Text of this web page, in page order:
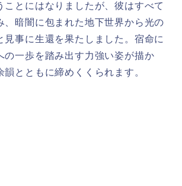
ことにはなりましたが、彼はすべて
、暗闇に包まれた地下世界から光の
見事に生還を果たしました。宿命に
の一歩を踏み出す力強い姿が描か
韻とともに締めくくられます。